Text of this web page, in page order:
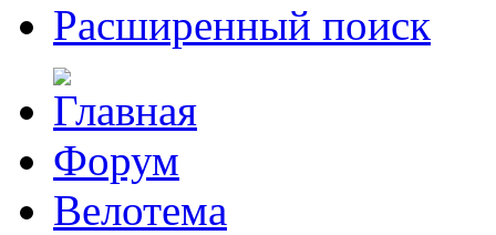
Расширенный поиск
Форум
Велотема